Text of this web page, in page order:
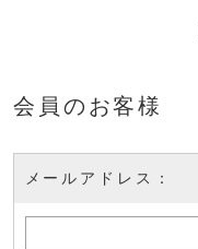
会員のお客様
メールアドレス：